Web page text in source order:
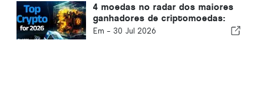
4 moedas no radar dos maiores
ganhadores de criptomoedas:
BlockDag, Kaspa, Monero e
Em - 30 Jul 2026